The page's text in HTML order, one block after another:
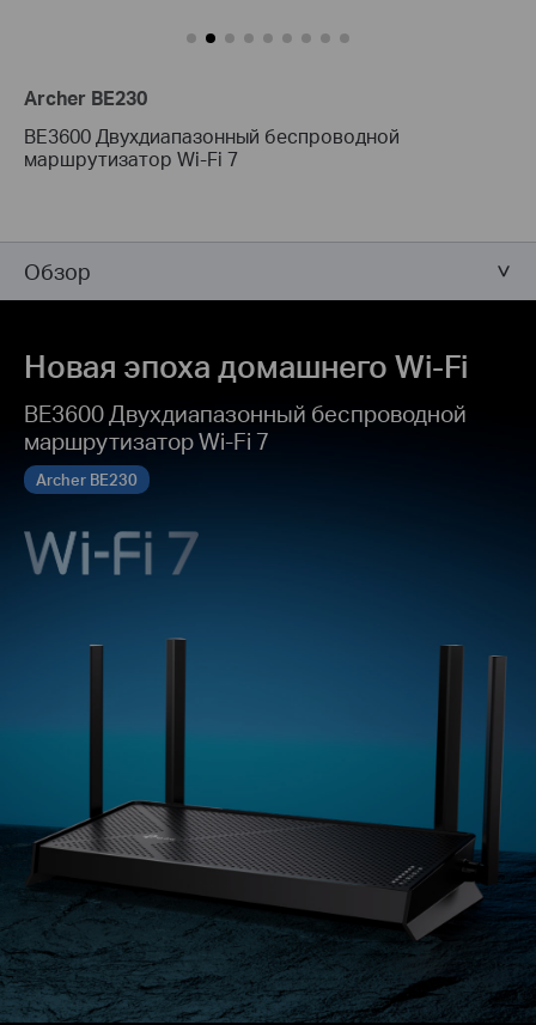
Archer BE230
BE3600 Двухдиапазонный беспроводной
маршрутизатор Wi-Fi 7
Обзор
Новая эпоха домашнего Wi‑Fi
BE3600 Двухдиапазонный беспроводной
маршрутизатор Wi-Fi 7
Archer BE230